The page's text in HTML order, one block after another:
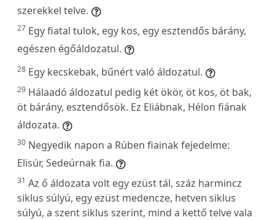
szerekkel telve.
27 Egy fiatal tulok, egy kos, egy esztendős bárány,
egészen égőáldozatul.
28 Egy kecskebak, bűnért való áldozatul.
29 Hálaadó áldozatul pedig két ökör, öt kos, öt bak,
öt bárány, esztendősök. Ez Eliábnak, Hélon fiának
áldozata.
30 Negyedik napon a Rúben fiainak fejedelme:
Elisúr, Sedeúrnak fia.
31 Az ő áldozata volt egy ezüst tál, száz harmincz
siklus súlyú, egy ezüst medencze, hetven siklus
súlyú, a szent siklus szerint, mind a kettő telve vala